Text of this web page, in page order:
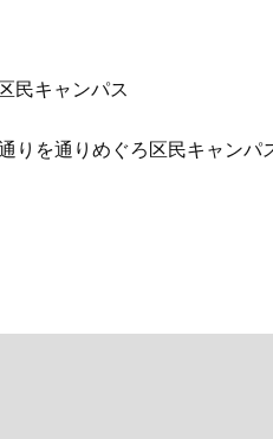
キャンパス
を通りめぐろ区民キャンパ